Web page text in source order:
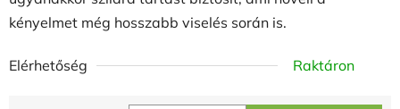
kényelmet még hosszabb viselés során is.
Elérhetőség Raktáron